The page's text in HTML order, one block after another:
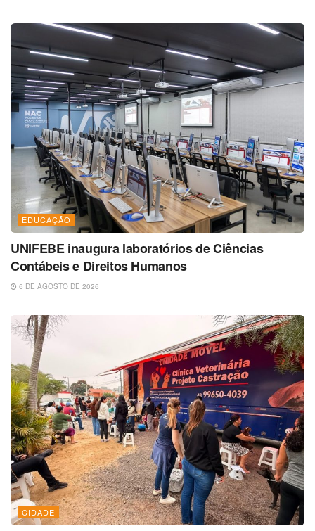
EDUCAÇÃO
UNIFEBE inaugura laboratórios de Ciências
Contábeis e Direitos Humanos
6 DE AGOSTO DE 2026
CIDADE